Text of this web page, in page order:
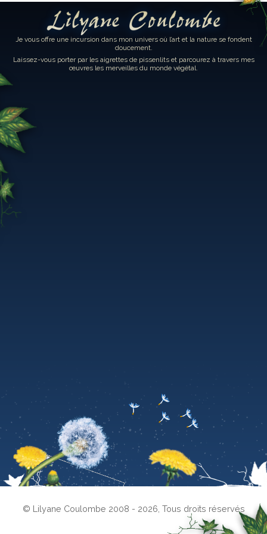
Lilyane Coulombe
Je vous offre une incursion dans mon univers où l’art et la nature se fondent
doucement.
Laissez-vous porter par les aigrettes de pissenlits et parcourez à travers mes
œuvres les merveilles du monde végétal.
© Lilyane Coulombe 2008 - 2026 Tous droits réservés